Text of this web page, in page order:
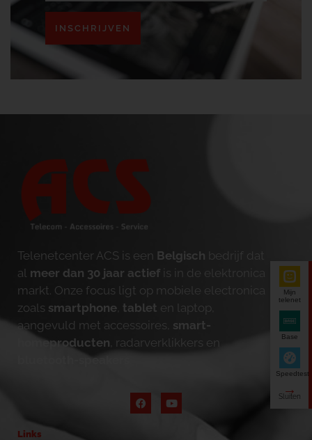
INSCHRIJVEN
Telenetcenter ACS is een Belgisch bedrijf dat
al meer dan 30 jaar actief is in de elektronica
markt. Onze focus ligt op mobiele electronica
zoals smartphone tablet en laptop,
aangevuld met accessoires, smart-
homeproducten , radarverklikkers en
bluetooth-speakers
Links
Mijn
telenet
Base
Speedtest